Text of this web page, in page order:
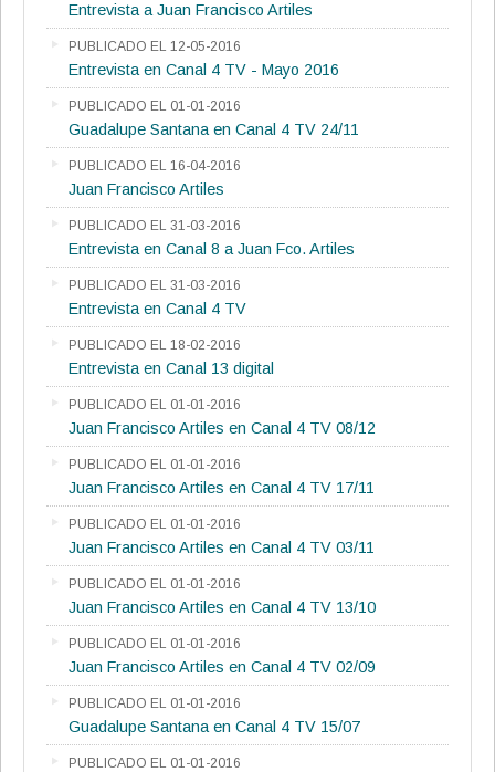
Entrevista a Juan Francisco Artiles
PUBLICADO EL 12-05-2016
Entrevista en Canal 4 TV - Mayo 2016
PUBLICADO EL 01-01-2016
Guadalupe Santana en Canal 4 TV 24/11
PUBLICADO EL 16-04-2016
Juan Francisco Artiles
PUBLICADO EL 31-03-2016
Entrevista en Canal 8 a Juan Fco. Artiles
PUBLICADO EL 31-03-2016
Entrevista en Canal 4 TV
PUBLICADO EL 18-02-2016
Entrevista en Canal 13 digital
PUBLICADO EL 01-01-2016
Juan Francisco Artiles en Canal 4 TV 08/12
PUBLICADO EL 01-01-2016
Juan Francisco Artiles en Canal 4 TV 17/11
PUBLICADO EL 01-01-2016
Juan Francisco Artiles en Canal 4 TV 03/11
PUBLICADO EL 01-01-2016
Juan Francisco Artiles en Canal 4 TV 13/10
PUBLICADO EL 01-01-2016
Juan Francisco Artiles en Canal 4 TV 02/09
PUBLICADO EL 01-01-2016
Guadalupe Santana en Canal 4 TV 15/07
PUBLICADO EL 01-01-2016